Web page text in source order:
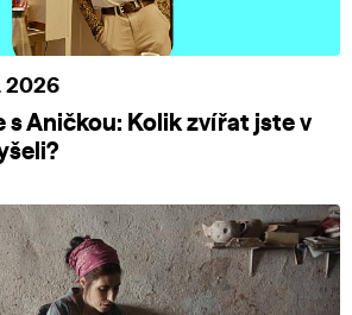
2026
s Aničkou: Kolik zvířat jste v